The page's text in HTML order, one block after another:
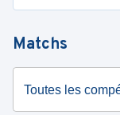
Matchs
Toutes les